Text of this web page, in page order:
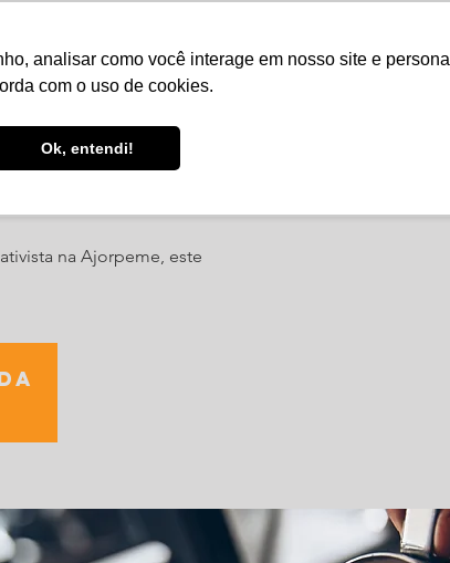
analisar como você interage em nosso site e
com o uso de cookies.
Ok, entendi!
Notícias Agenda
na Ajorpeme, este